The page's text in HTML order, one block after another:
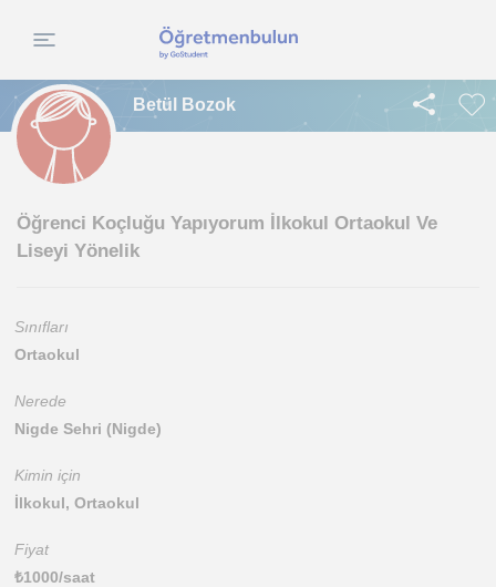
Betül Bozok
Öğrenci Koçluğu Yapıyorum İlkokul Ortaokul Ve
Liseyi Yönelik
Sınıfları
Ortaokul
Nerede
Nigde Sehri (Nigde)
Kimin için
İlkokul, Ortaokul
Fiyat
₺1000/saat